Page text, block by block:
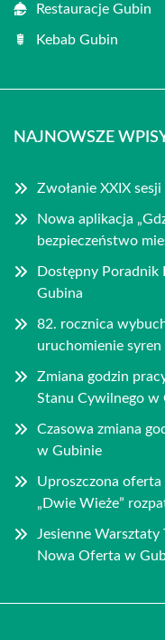
Restauracje Gubin
Kebab Gubin
NAJNOWSZE
Zwołanie XXIX
Nowa aplikacja
bezpieczeństwo
Dostępny Poradnik
Gubina
82. rocznica
uruchomienie
Zmiana godzin
Stanu Cywilnego w
Czasowa zmiana
w Gubinie
Uproszczona
„Dwie Wieże”
Jesienne Warsztaty
Nowa Oferta w